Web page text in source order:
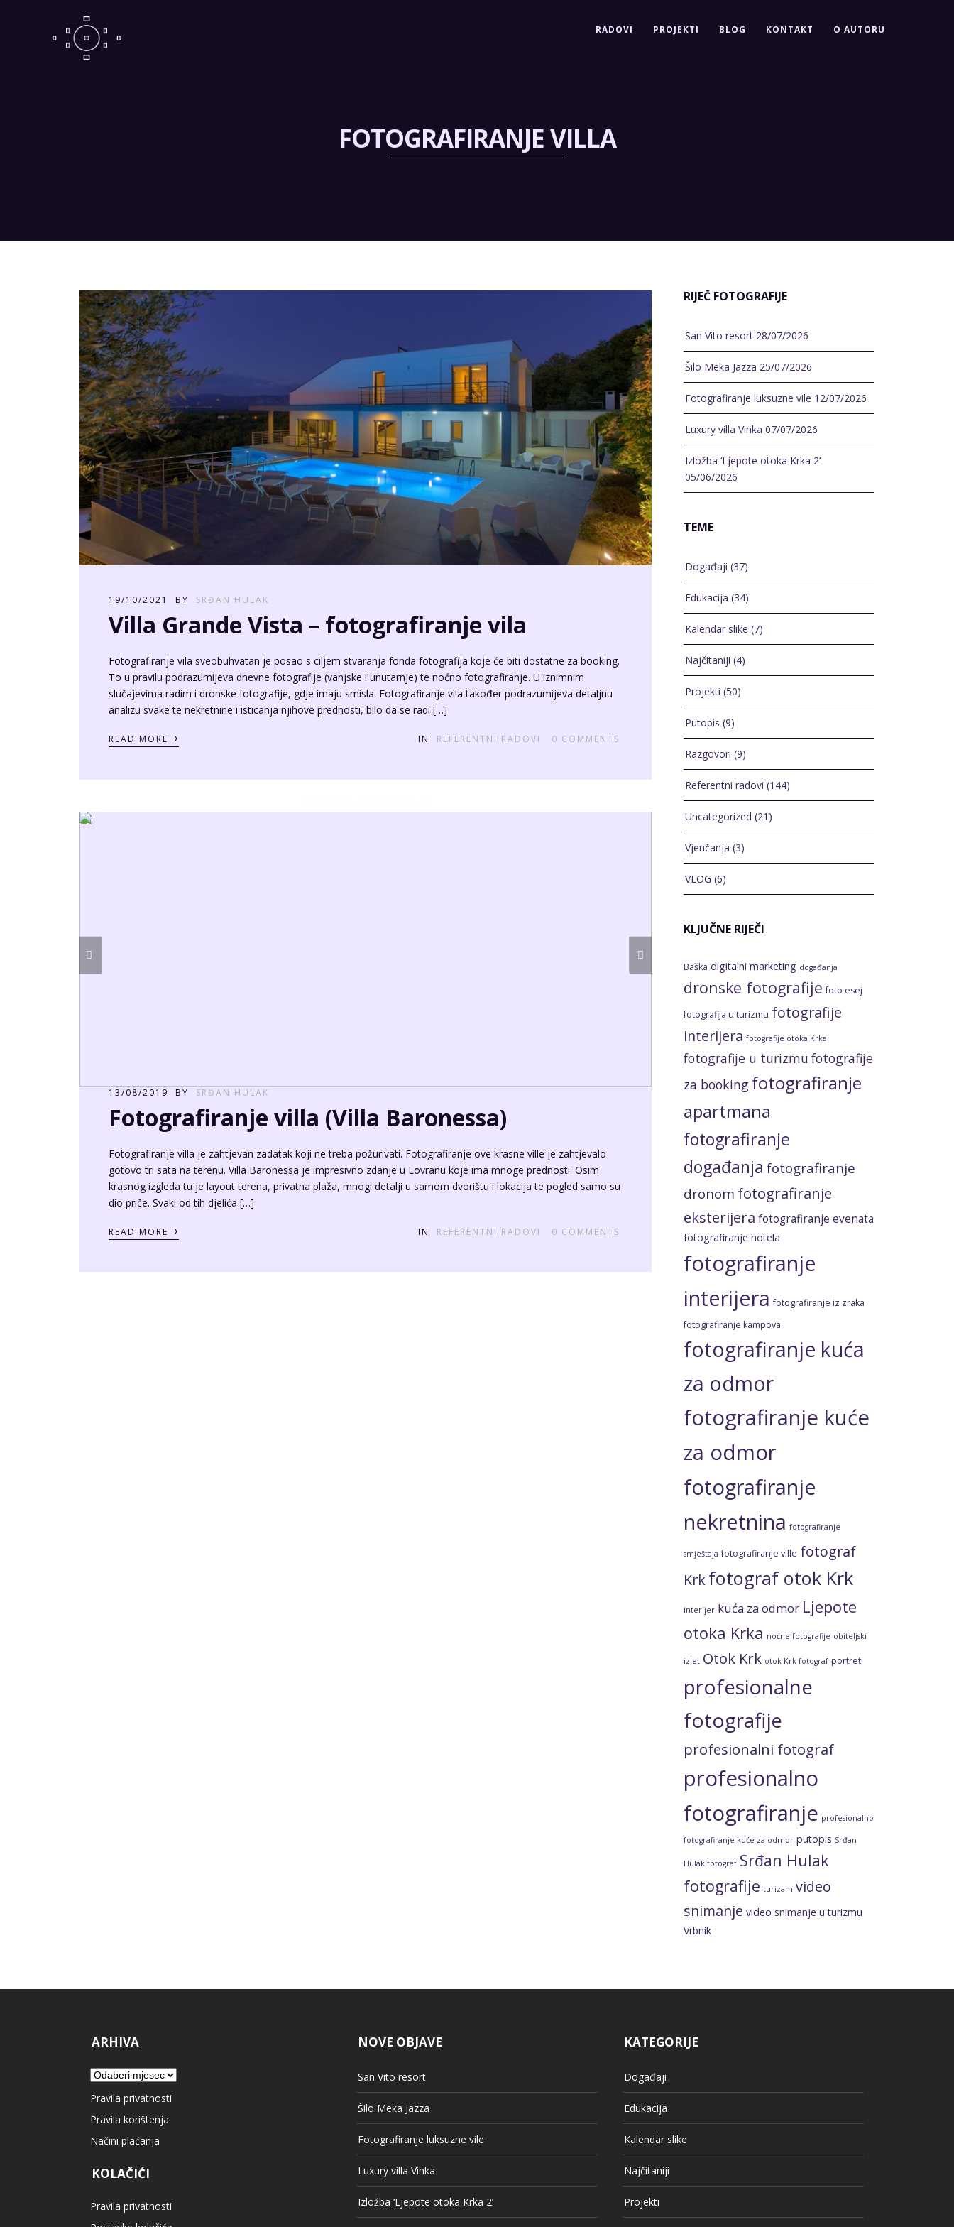
RADOVI PROJEKTI BLOG KONTAKT O AUTORU
FOTOGRAFIRANJE VILLA
19/10/2021 BY SRĐAN HULAK
Villa Grande Vista – fotografiranje vila
Fotografiranje vila sveobuhvatan je posao s ciljem stvaranja fonda fotografija koje će biti dostatne za booking.
To u pravilu podrazumijeva dnevne fotografije (vanjske i unutarnje) te noćno fotografiranje. U iznimnim
slučajevima radim i dronske fotografije, gdje imaju smisla. Fotografiranje vila također podrazumijeva detaljnu
analizu svake te nekretnine i isticanja njihove prednosti, bilo da se radi […]
READ MORE › IN REFERENTNI RADOVI 0 COMMENTS
13/08/2019 BY SRĐAN HULAK
Fotografiranje villa (Villa Baronessa)
Fotografiranje villa je zahtjevan zadatak koji ne treba požurivati. Fotografiranje ove krasne ville je zahtjevalo
gotovo tri sata na terenu. Villa Baronessa je impresivno zdanje u Lovranu koje ima mnoge prednosti. Osim
krasnog izgleda tu je layout terena, privatna plaža, mnogi detalji u samom dvorištu i lokacija te pogled samo su
dio priče. Svaki od tih djelića […]
READ MORE › IN REFERENTNI RADOVI 0 COMMENTS
RIJEČ FOTOGRAFIJE
San Vito resort 28/07/2026
Šilo Meka Jazza 25/07/2026
Fotografiranje luksuzne vile 12/07/2026
Luxury villa Vinka 07/07/2026
Izložba ‘Ljepote otoka Krka 2’
05/06/2026
TEME
Događaji (37)
Edukacija (34)
Kalendar slike (7)
Najčitaniji (4)
Projekti (50)
Putopis (9)
Razgovori (9)
Referentni radovi (144)
Uncategorized (21)
Vjenčanja (3)
VLOG (6)
KLJUČNE RIJEČI
Baška digitalni marketing događanja
dronske fotografije foto esej
fotografija u turizmu fotografije
interijera fotografije otoka Krka
fotografije u turizmu fotografije
za booking fotografiranje
apartmana
fotografiranje
događanja fotografiranje
dronom fotografiranje
eksterijera fotografiranje evenata
fotografiranje hotela
fotografiranje
interijera fotografiranje iz zraka
fotografiranje kampova
fotografiranje kuća
za odmor
fotografiranje kuće
za odmor
fotografiranje
nekretnina fotografiranje
smještaja fotografiranje ville fotograf
Krkfotograf otok Krk
interijer kuća za odmor Ljepote
otoka Krka noćne fotografije obiteljski
izlet Otok Krk otok Krk fotograf portreti
profesionalne
fotografije
profesionalni fotograf
profesionalno
fotografiranje profesionalno
fotografiranje kuće za odmor putopis Srđan
Hulak fotograf Srđan Hulak
fotografije turizam video
snimanje video snimanje u turizmu
Vrbnik
ARHIVA
Arhiva
Pravila privatnosti
Pravila korištenja
Načini plaćanja
KOLAČIĆI
Pravila privatnosti
NOVE OBJAVE
San Vito resort
Šilo Meka Jazza
Fotografiranje luksuzne vile
Luxury villa Vinka
Izložba ‘Ljepote otoka Krka 2’
KATEGORIJE
Događaji
Edukacija
Kalendar slike
Najčitaniji
Projekti